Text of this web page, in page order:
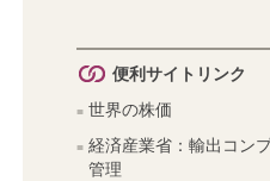
便利サイトリンク
世界の株価
経済産業省：輸出コン
管理